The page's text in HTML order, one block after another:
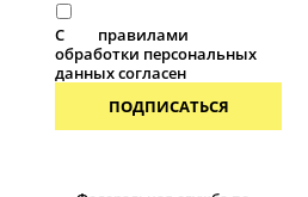
С
правилами
обработки персональных
данных согласен
ПОДПИСАТЬСЯ